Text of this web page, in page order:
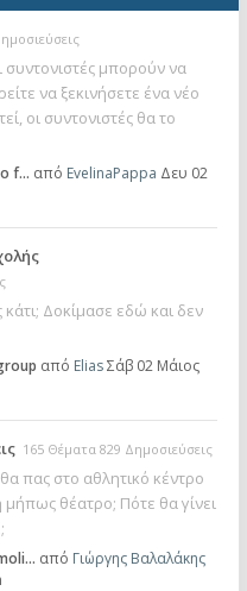
συντονιστές μπορούν να
να ξεκινήσετε ένα νέο
οι συντονιστές θα το
f… από EvelinaPappa Δευ 02
Δοκίμασε εδώ και δεν
από EliasΣάβ 02 Μάιος
165 Θέματα 829 Δημοσιεύσεις
πας στο αθλητικό κέντρο
θέατρο; Πότε θα γίνει
από Γιώργης Βαλαλάκης